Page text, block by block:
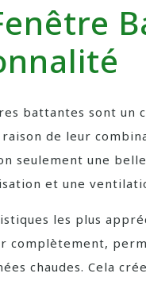
battantes sont un
de leur
seulement une
et une
les plus
complètement,
chaudes. Cela